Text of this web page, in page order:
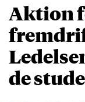
Aktion
de